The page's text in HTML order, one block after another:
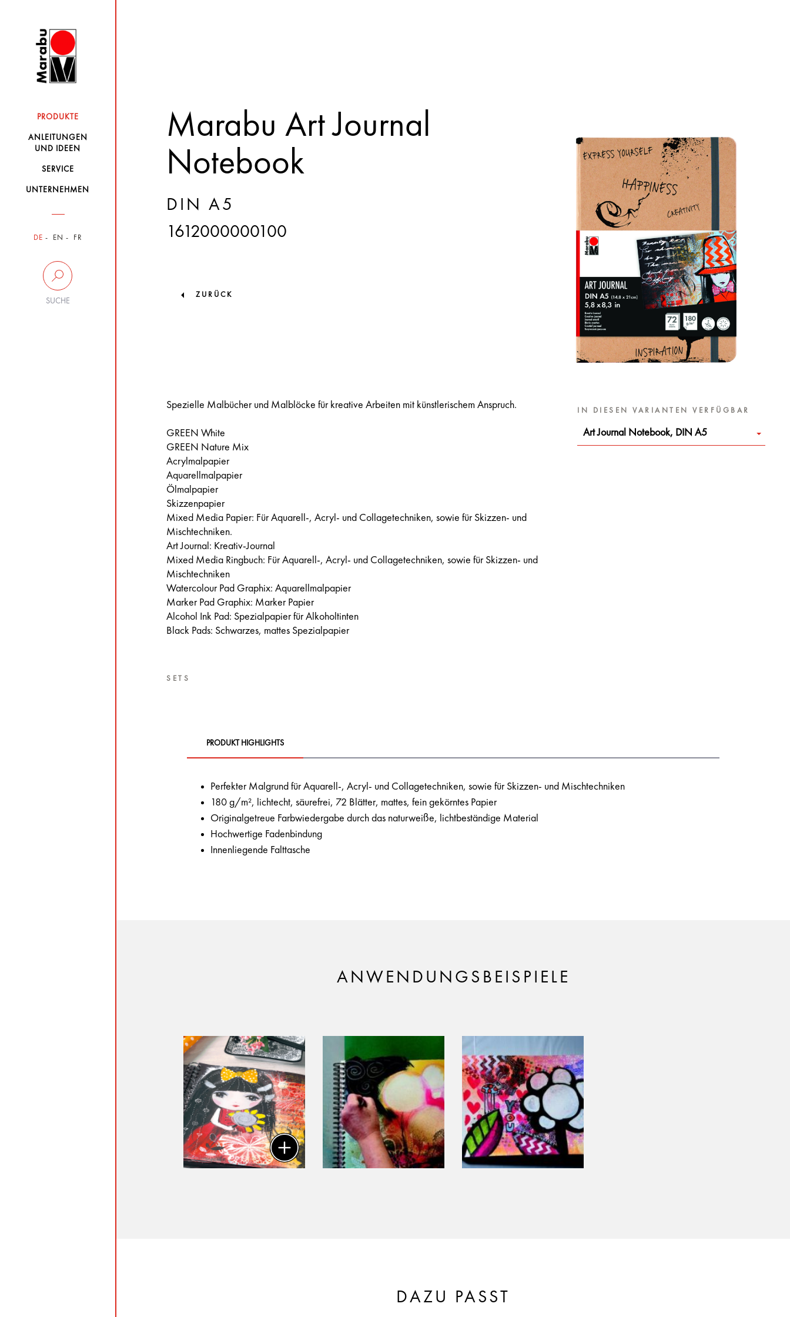
PRODUKTE
ANLEITUNGEN
UND IDEEN
SERVICE
UNTERNEHMEN
DE EN FR
SUCHE
Marabu Art Journal
Notebook
DIN A5
1612000000100
ZURÜCK
Spezielle Malbücher und Malblöcke für kreative Arbeiten mit künstlerischem Anspruch.
GREEN White
GREEN Nature Mix
Acrylmalpapier
Aquarellmalpapier
Ölmalpapier
Skizzenpapier
Mixed Media Papier: Für Aquarell-, Acryl- und Collagetechniken, sowie für Skizzen- und
Mischtechniken.
Art Journal: Kreativ-Journal
Mixed Media Ringbuch: Für Aquarell-, Acryl- und Collagetechniken, sowie für Skizzen- und
Mischtechniken
Watercolour Pad Graphix: Aquarellmalpapier
Marker Pad Graphix: Marker Papier
Alcohol Ink Pad: Spezialpapier für Alkoholtinten
Black Pads: Schwarzes, mattes Spezialpapier
SETS
IN DIESEN VARIANTEN VERFÜGBAR
Art Journal Notebook, DIN A5
PRODUKT HIGHLIGHTS
Perfekter Malgrund für Aquarell-, Acryl- und Collagetechniken, sowie für Skizzen- und Mischtechniken
180 g/m², lichtecht, säurefrei, 72 Blätter, mattes, fein gekörntes Papier
Originalgetreue Farbwiedergabe durch das naturweiße, lichtbeständige Material
Hochwertige Fadenbindung
Innenliegende Falttasche
ANWENDUNGSBEISPIELE
DAZU PASST